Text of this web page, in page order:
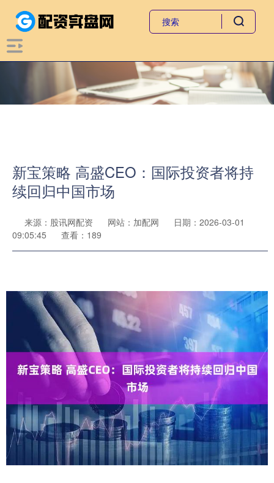
新宝策略 高盛CEO：国际投资者将持
续回归中国市场
来源：股讯网配资 网站：加配网
日期：2026-03-01
09:05:45
查看：189